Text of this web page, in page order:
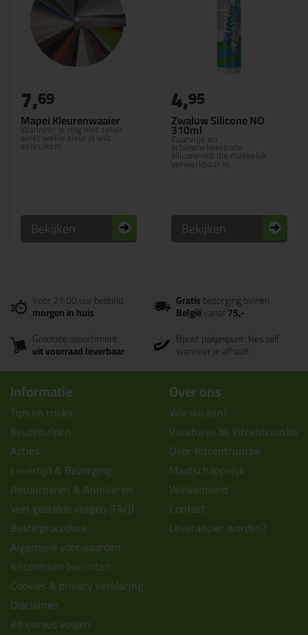
Mapei Kleurenwaaier
Wanneer je nog niet zeker
weet welke kleur jij wilt
gebruiken!
7,69
Bekijken
Zwaluw Silicone NO
310ml
Zuurvrije en
schimmelwerende
siliconenkit die makkelijk
verwerkbaar is.
4,95
Bekijken
Voor 21:00 uur besteld
morgen in huis
Gratisbezorging binnen
Belgiëvanaf75,-
Grootste assortiment
uit voorraad leverbaar
Bpost pakjespunt: kies zelf
wanneer je afhaalt
Informatie
Tips en tricks
Keuzehulpen
Acties
Levertijd & Bezorging
Retourneren & Annuleren
Veel gestelde vragen (FAQ)
Bestelprocedure
Algemene voorwaarden
Kitcentrum berichten
Cookies & privacy verklaring
Disclaimer
Kit cursus volgen
Over ons
Wie wij zijn?
Vacatures bij kitcentrum.be
Over Kitcentrum.be
Maatschappelijk
Winkelmand
Contact
Leverancier worden?